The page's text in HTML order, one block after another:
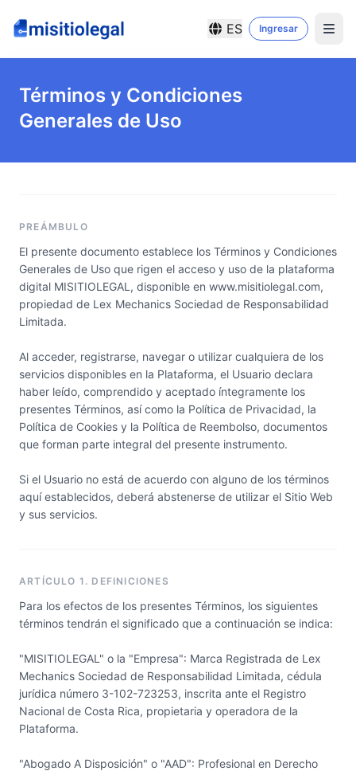
ES Ingresar
Términos y Condiciones
Generales de Uso
PREÁMBULO
El presente documento establece los Términos y Condiciones
Generales de Uso que rigen el acceso y uso de la plataforma
digital MISITIOLEGAL, disponible en www.misitiolegal.com,
propiedad de Lex Mechanics Sociedad de Responsabilidad
Limitada.
Al acceder, registrarse, navegar o utilizar cualquiera de los
servicios disponibles en la Plataforma, el Usuario declara
haber leído, comprendido y aceptado íntegramente los
presentes Términos, así como la Política de Privacidad, la
Política de Cookies y la Política de Reembolso, documentos
que forman parte integral del presente instrumento.
Si el Usuario no está de acuerdo con alguno de los términos
aquí establecidos, deberá abstenerse de utilizar el Sitio Web
y sus servicios.
ARTÍCULO 1. DEFINICIONES
Para los efectos de los presentes Términos, los siguientes
términos tendrán el significado que a continuación se indica:
"MISITIOLEGAL" o la "Empresa": Marca Registrada de Lex
Mechanics Sociedad de Responsabilidad Limitada, cédula
jurídica número 3-102-723253, inscrita ante el Registro
Nacional de Costa Rica, propietaria y operadora de la
Plataforma.
"Abogado A Disposición" o "AAD": Profesional en Derecho